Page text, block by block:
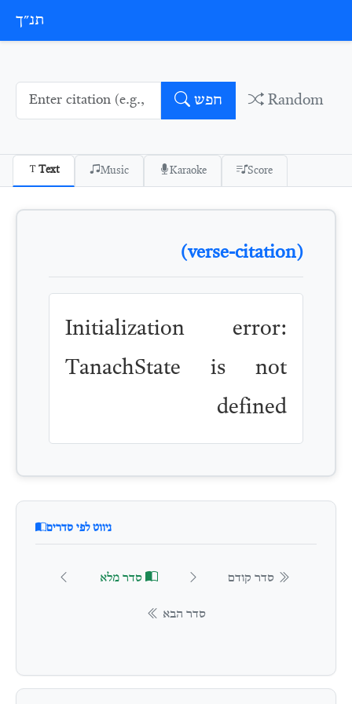
תנ״ך
חפש Random
Text Music Karaoke Score
(verse-citation)
Initialization error:
TanachState is not
defined
ניווט לפי סדרים
סדר קודם סדר מלא
סדר הבא